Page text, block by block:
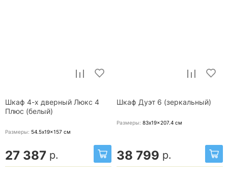
Шкаф 4-х дверный Люкс 4
Плюс (белый)
Размеры: 54.5x19x157 см
27 387 р.
Шкаф Дуэт 6 (зеркальный)
Размеры: 83x19x207.4 см
38 799 р.